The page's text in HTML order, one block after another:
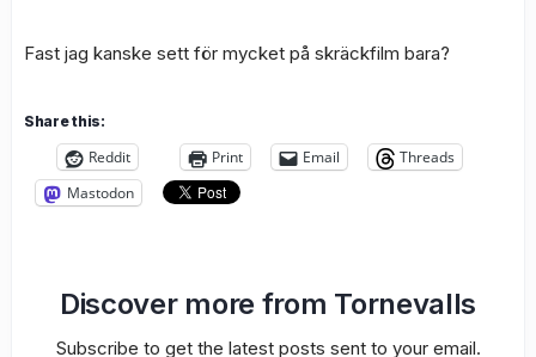
Fast jag kanske sett för mycket på skräckfilm bara?
Share this:
Reddit Print Email
Threads
Mastodon
Discover more from Tornevalls
Subscribe to get the latest posts sent to your email.